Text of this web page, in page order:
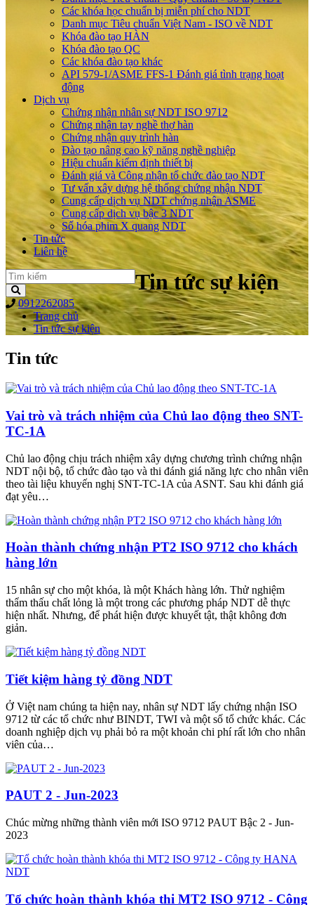
Các khóa học chuẩn bị miễn phí cho NDT
Danh mục Tiêu chuẩn Việt Nam - ISO về NDT
Khóa đào tạo HÀN
Khóa đào tạo QC
Các khóa đào tạo khác
API 579-1/ASME FFS-1 Đánh giá tình trạng hoạt
động
Dịch vụ
Chứng nhận nhân sự NDT ISO 9712
Chứng nhận tay nghề thợ hàn
Chứng nhận quy trình hàn
Đào tạo nâng cao kỹ năng nghề nghiệp
Hiệu chuẩn kiểm định thiết bị
Đánh giá và Công nhận tổ chức đào tạo NDT
Tư vấn xây dựng hệ thống chứng nhận NDT
Cung cấp dịch vụ NDT chứng nhận ASME
Cung cấp dịch vụ bậc 3 NDT
Số hóa phim X quang NDT
Tin tức
Liên hệ
0912262085
Tin tức sự kiện
Trang chủ
Tin tức sự kiện
Tin tức
Vai trò và trách nhiệm của Chủ lao động theo SNT-
TC-1A
Chủ lao động chịu trách nhiệm xây dựng chương trình chứng nhận
NDT nội bộ, tổ chức đào tạo và thi đánh giá năng lực cho nhân viên
theo tài liệu khuyến nghị SNT-TC-1A của ASNT. Sau khi đánh giá
đạt yêu…
Hoàn thành chứng nhận PT2 ISO 9712 cho khách
hàng lớn
15 nhân sự cho một khóa, là một Khách hàng lớn. Thử nghiệm
thẩm thấu chất lỏng là một trong các phương pháp NDT dễ thực
hiện nhất. Nhưng, để phát hiện được khuyết tật, thật không đơn
giản.
Tiết kiệm hàng tỷ đồng NDT
Ở Việt nam chúng ta hiện nay, nhân sự NDT lấy chứng nhận ISO
9712 từ các tổ chức như BINDT, TWI và một số tổ chức khác. Các
doanh nghiệp dịch vụ phải bỏ ra một khoản chi phí rất lớn cho nhân
viên của…
PAUT 2 - Jun-2023
Chúc mừng những thành viên mới ISO 9712 PAUT Bậc 2 - Jun-
2023
Tổ chức hoàn thành khóa thi MT2 ISO 9712 - Công